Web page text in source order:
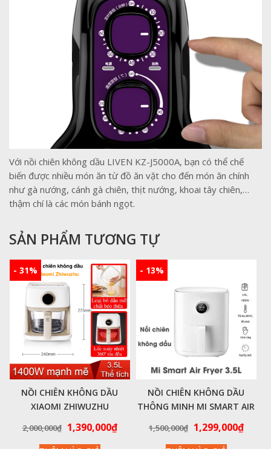
Với nồi chiên không dầu LIVEN KZ-J5000A, bạn có thể chế
biến được nhiều món ăn từ đồ ăn vặt cho đến món ăn chính
như gà nướng, cánh gà chiên, thịt nướng, khoai tây chiên,…
thậm chí là các món bánh ngọt.
SẢN PHẨM TƯƠNG TỰ
- 31%
NỒI CHIÊN KHÔNG DẦU
XIAOMI ZHIWUZHU
2,000,000₫ Giá
1,390,000₫Giá
- 13%
NỒI CHIÊN KHÔNG DẦU
THÔNG MINH MI SMART AIR
FRYER 3.5L BẢN CHÍNH HÃNG
VIỆT NAM BH 24 THÁNG
1,500,000₫ Giá
1,299,000₫Giá